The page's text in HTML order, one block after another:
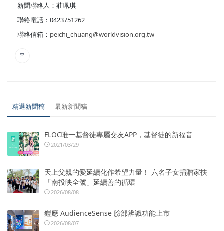
新聞聯絡人：莊珮琪
聯絡電話：0423751262
聯絡信箱： peichi_chuang@worldvision.org.tw
精選新聞稿 最新新聞稿
FLOC唯一基督徒專屬交友APP，基督徒的新福音
2021/03/29
天上父親的愛延續化作希望力量！ 六名子女捐贈家扶
「南投映全號」延續善的循環
2026/08/08
鎧應 AudienceSense 臉部辨識功能上市
2026/08/07